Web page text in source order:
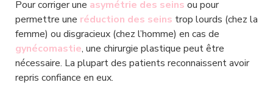
Pour corriger une asymétrie des seins ou pour
permettre une réduction des seins trop lourds (chez la
gynécomastie, une chirurgie plastique peut être
nécessaire. La plupart des patients reconnaissent avoir
repris confiance en eux.